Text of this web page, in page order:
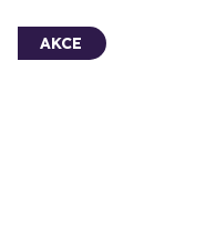
AKCE